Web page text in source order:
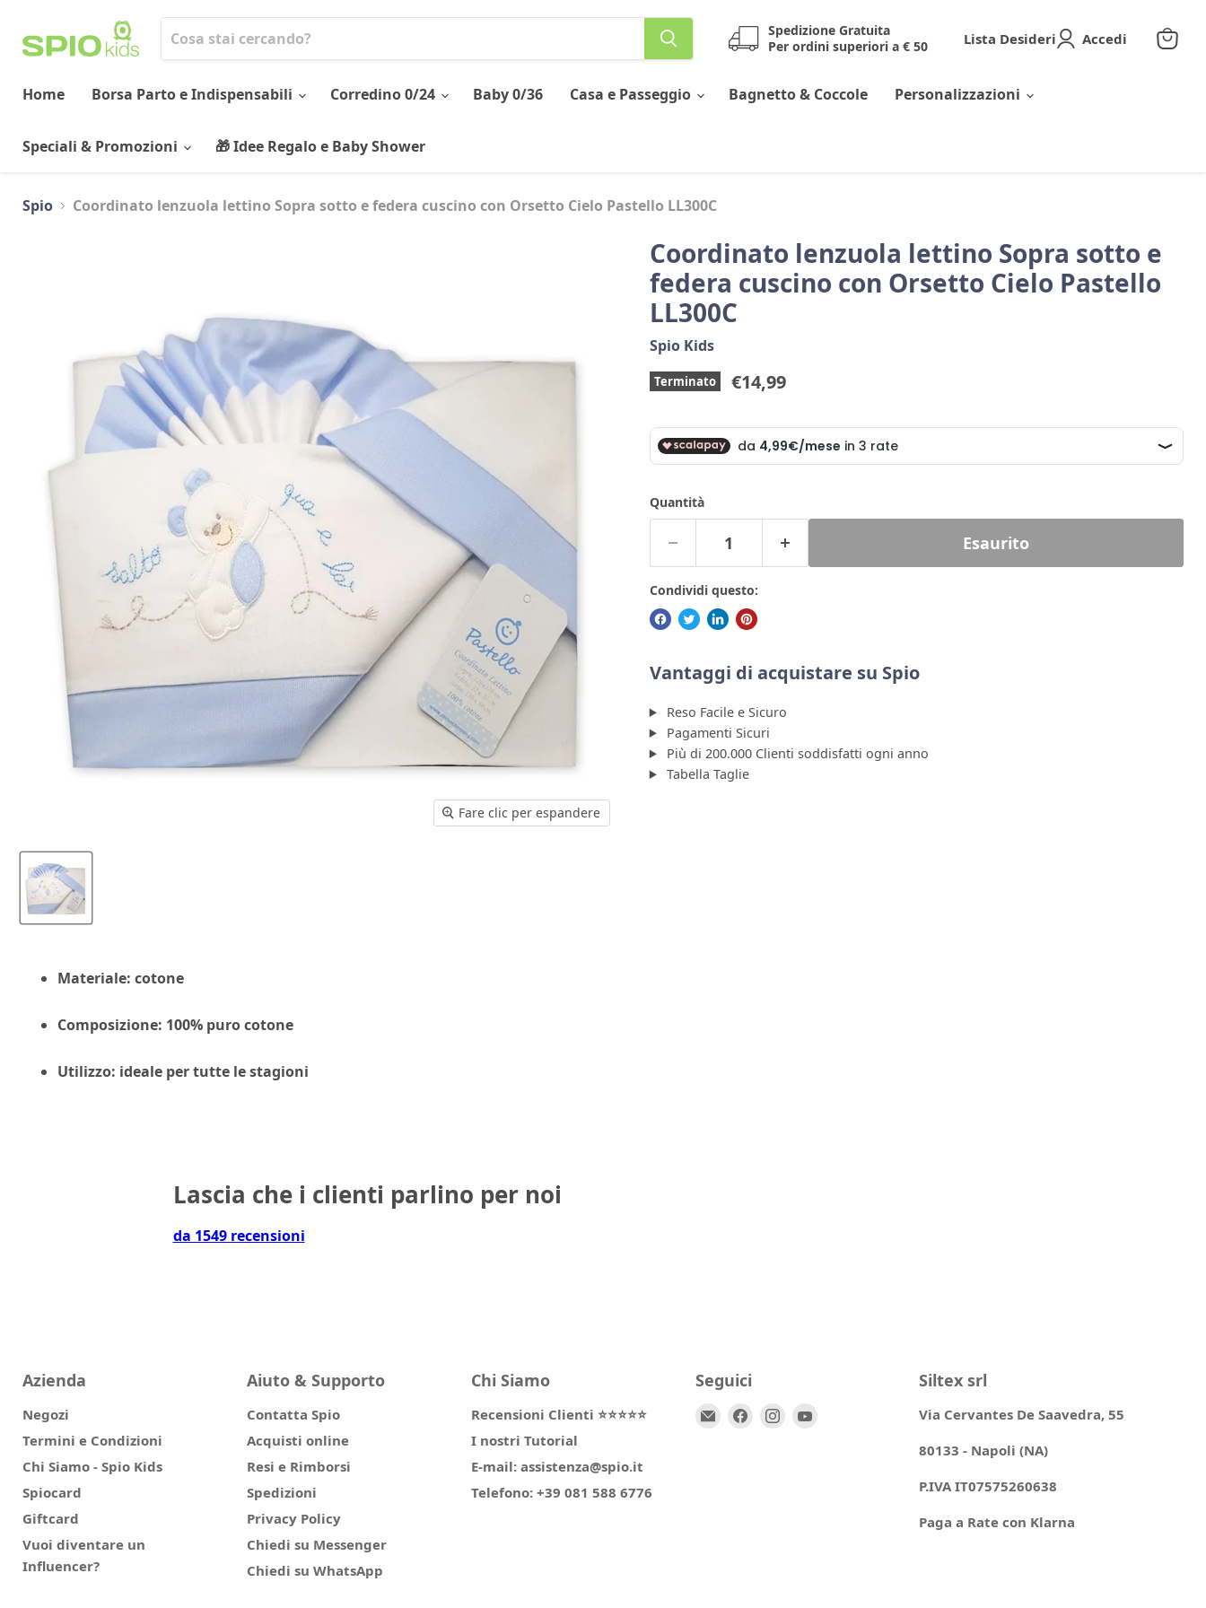
Spedizione Gratuita
Per ordini superiori a € 50
Lista Desideri Accedi
Home Borsa Parto e Indispensabili Corredino 0/24 Baby 0/36 Casa e Passeggio Bagnetto & Coccole Personalizzazioni
Speciali & Promozioni 🎁 Idee Regalo e Baby Shower
Spio Coordinato lenzuola lettino Sopra sotto e federa cuscino con Orsetto Cielo Pastello LL300C
Fare clic per espandere
Coordinato lenzuola lettino Sopra sotto e
federa cuscino con Orsetto Cielo Pastello
LL300C
Spio Kids
Terminato Prezzo corrente
€14,99
Quantità
Esaurito
Condividi questo:
Vantaggi di acquistare su Spio
Reso Facile e Sicuro
Pagamenti Sicuri
Più di 200.000 Clienti soddisfatti ogni anno
Tabella Taglie
Materiale: cotone
Composizione: 100% puro cotone
Utilizzo: ideale per tutte le stagioni
Lascia che i clienti parlino per noi
da 1549 recensioni
Azienda
Negozi
Termini e Condizioni
Chi Siamo - Spio Kids
Spiocard
Giftcard
Vuoi diventare un
Influencer?
Aiuto & Supporto
Contatta Spio
Acquisti online
Resi e Rimborsi
Spedizioni
Privacy Policy
Chiedi su Messenger
Chiedi su WhatsApp
Chi Siamo
Recensioni Clienti ⭐⭐⭐⭐⭐
I nostri Tutorial
E-mail: assistenza@spio.it
Telefono: +39 081 588 6776
Seguici
Email
TrovaciTrovaci
Siltex srl
Via Cervantes De Saavedra, 55
80133 - Napoli (NA)
P.IVA IT07575260638
Paga a Rate con Klarna